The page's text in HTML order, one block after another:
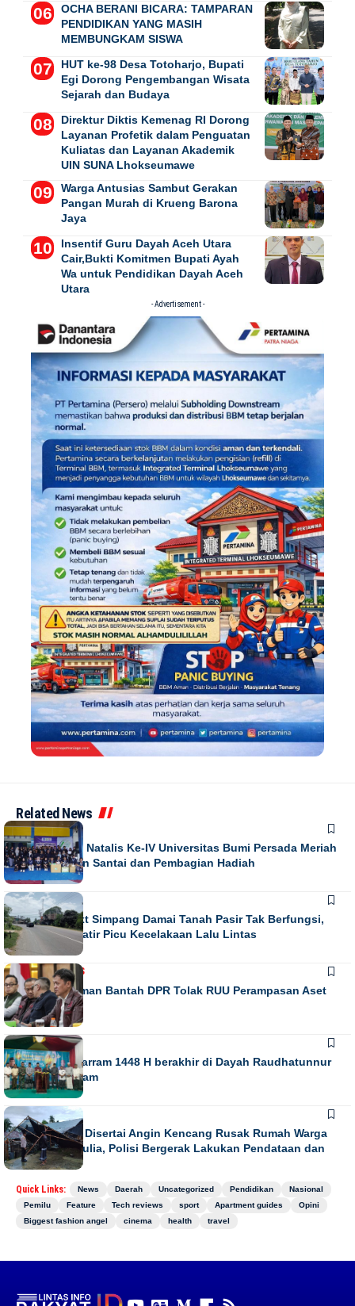
OCHA BERANI BICARA: TAMPARAN
PENDIDIKAN YANG MASIH
MEMBUNGKAM SISWA
HUT ke-98 Desa Totoharjo, Bupati
Egi Dorong Pengembangan Wisata
Sejarah dan Budaya
Direktur Diktis Kemenag RI Dorong
Layanan Profetik dalam Penguatan
Kuliatas dan Layanan Akademik
UIN SUNA Lhokseumawe
Warga Antusias Sambut Gerakan
Pangan Murah di Krueng Barona
Jaya
Insentif Guru Dayah Aceh Utara
Cair,Bukti Komitmen Bupati Ayah
Wa untuk Pendidikan Dayah Aceh
Utara
- Advertisement -
Related News
NEWS
Puncak Dies Natalis Ke-IV Universitas Bumi Persada Meriah
dengan Jalan Santai dan Pembagian Hadiah
NEWS
Running Text Simpang Damai Tanah Pasir Tak Berfungsi,
Warga Khawatir Picu Kecelakaan Lalu Lintas
NASIONALNEWS
Habiburokhman Bantah DPR Tolak RUU Perampasan Aset
NEWS
Gebyar Muharram 1448 H berakhir di Dayah Raudhatunnur
Alharuni Nisam
NEWS
Hujan Lebat Disertai Angin Kencang Rusak Rumah Warga
di Meurah Mulia, Polisi Bergerak Lakukan Pendataan dan
Koordinasi
Quick Links: News Daerah Uncategorized Pendidikan
Nasional
Pemilu
Feature Tech reviews sport Apartment guides
Opini
Biggest fashion angel
cinema health travel